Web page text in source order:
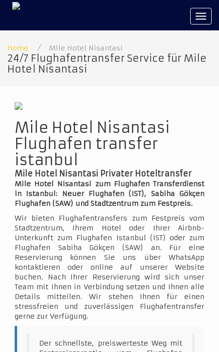
Home / Mile Hotel Nisantasi
24/7 Flughafentransfer Service für Mile
Hotel Nisantasi
Mile Hotel Nisantasi
Flughafen transfer
istanbul
Mile Hotel Nisantasi Privater Hoteltransfer
Mile Hotel Nisantasi zum Flughafen Transferdienst
in Istanbul: Neuer Flughafen (IST), Sabiha Gökçen
Flughafen (SAW) und Stadtzentrum zum Festpreis.
Wir bieten Flughafentransfers zum Festpreis vom
Stadtzentrum, Ihrem Hotel oder Ihrer Airbnb-
Unterkunft zum Flughafen Istanbul (IST) oder zum
Flughafen Sabiha Gökçen (SAW) an. Für eine
Reservierung können Sie uns über WhatsApp
kontaktieren oder online auf unserer Website
buchen. Nach Ihrer Reservierung wird sich unser
Team mit Ihnen in Verbindung setzen und Ihnen alle
Details mitteilen. Wir stehen Ihnen für einen
stressfreien und zuverlässigen Flughafentransfer
gerne zur Verfügung.
Der schnellste, preiswerteste Weg mit